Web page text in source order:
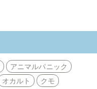
アニマルパニック
オカルト
クモ